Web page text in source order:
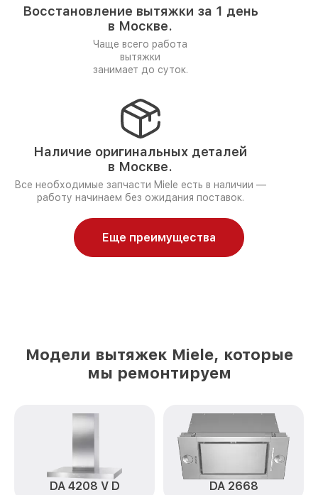
Восстановление вытяжки за 1 день
в Москве.
Чаще всего работа
вытяжки
занимает до суток.
Наличие оригинальных деталей
в Москве.
Все необходимые запчасти Miele есть в наличии —
работу начинаем без ожидания поставок.
Еще преимущества
Модели вытяжек Miele, которые
мы ремонтируем
DA 4208 V D DA 2668